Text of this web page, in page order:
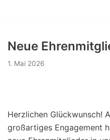
Neue
1. Mai 2026
Herzlichen Glückwunsch!
großartiges Engagement